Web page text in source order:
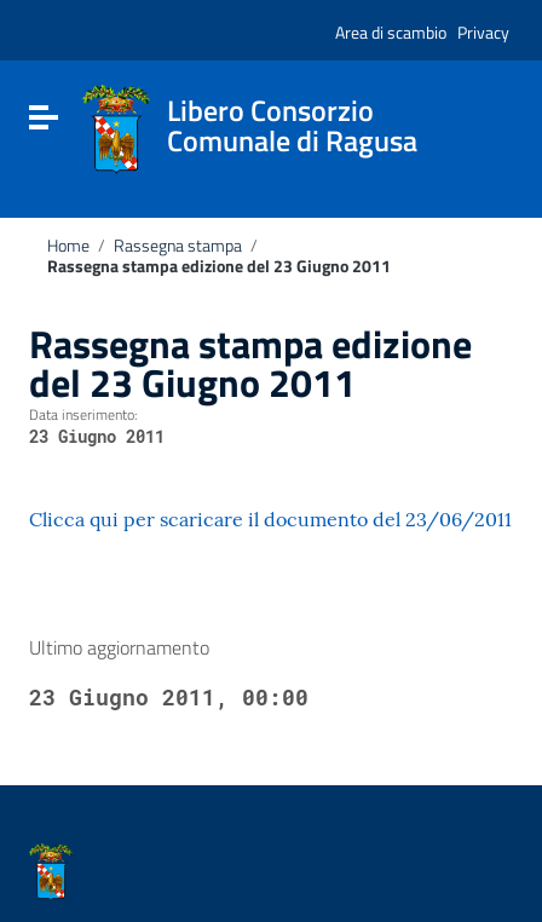
sito
include
Vai al footer
Area di scambio Privacy
Attiva / disattiva la navigazione
Libero Consorzio
Comunale di Ragusa
Home / Rassegna stampa /
Rassegna stampa edizione del 23 Giugno 2011
Rassegna stampa edizione
del 23 Giugno 2011
Data inserimento:
23 Giugno 2011
Clicca qui per scaricare il documento del 23/06/2011
Ultimo aggiornamento
23 Giugno 2011, 00:00